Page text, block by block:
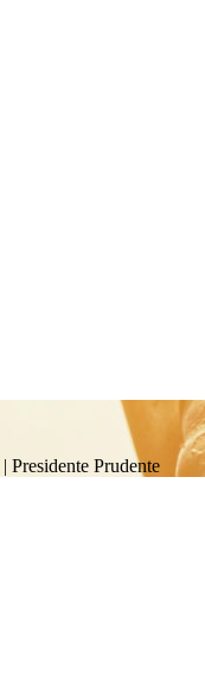
| Presidente Prudente